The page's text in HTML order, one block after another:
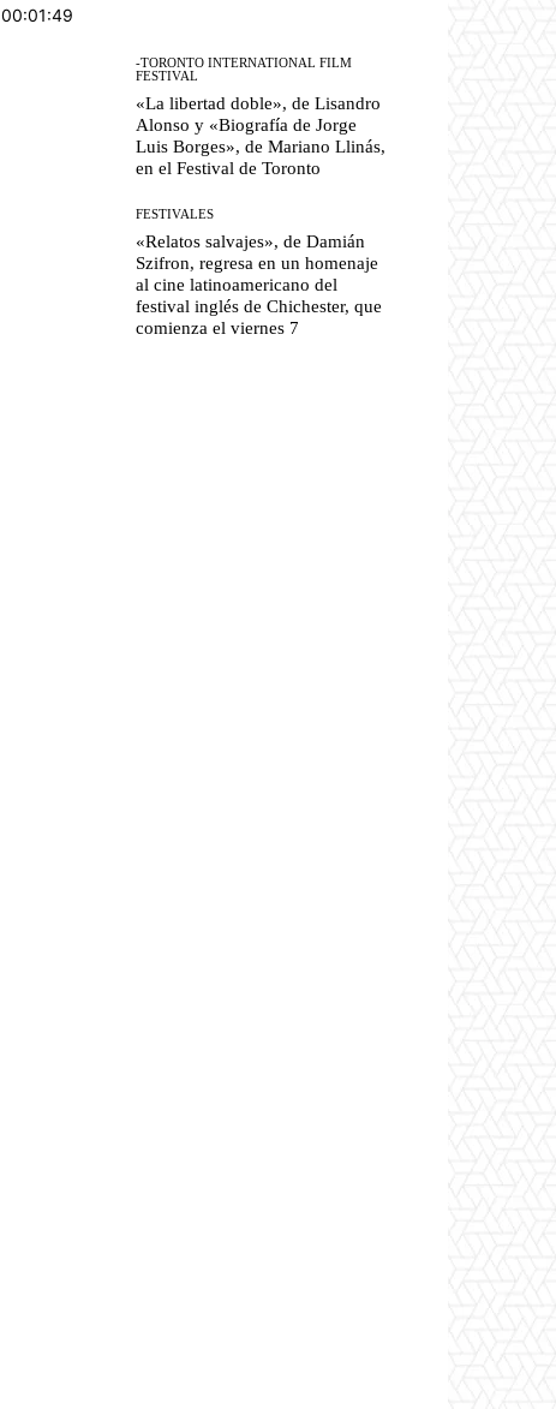
00:01:49
-TORONTO INTERNATIONAL FILM
FESTIVAL
«La libertad doble», de Lisandro
Alonso y «Biografía de Jorge
Luis Borges», de Mariano Llinás,
en el Festival de Toronto
FESTIVALES
«Relatos salvajes», de Damián
Szifron, regresa en un homenaje
al cine latinoamericano del
festival inglés de Chichester, que
comienza el viernes 7